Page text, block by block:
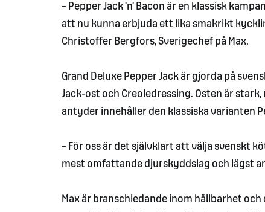
– Pepper Jack ‘n’ Bacon är en klassisk
att nu kunna erbjuda ett lika smakrikt
Christoffer Bergfors, Sverigechef på Max.
Grand Deluxe Pepper Jack är gjorda på
Jack-ost och Creoledressing. Osten är
antyder innehåller den klassiska varianten
– För oss är det självklart att välja svenskt
mest omfattande djurskyddslag och lägst
Max är branschledande inom hållbarhet